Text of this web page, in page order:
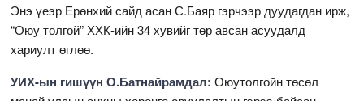
Энэ үеэр Ерөнхий сайд асан С.Баяр гэрчээр дуудагдан ирж,
“Оюу толгой” ХХК-ийн 34 хувийг төр авсан асуудалд
хариулт өглөө.
УИХ-ын гишүүн О.Батнайрамдал:Оюутолгойн төсөл